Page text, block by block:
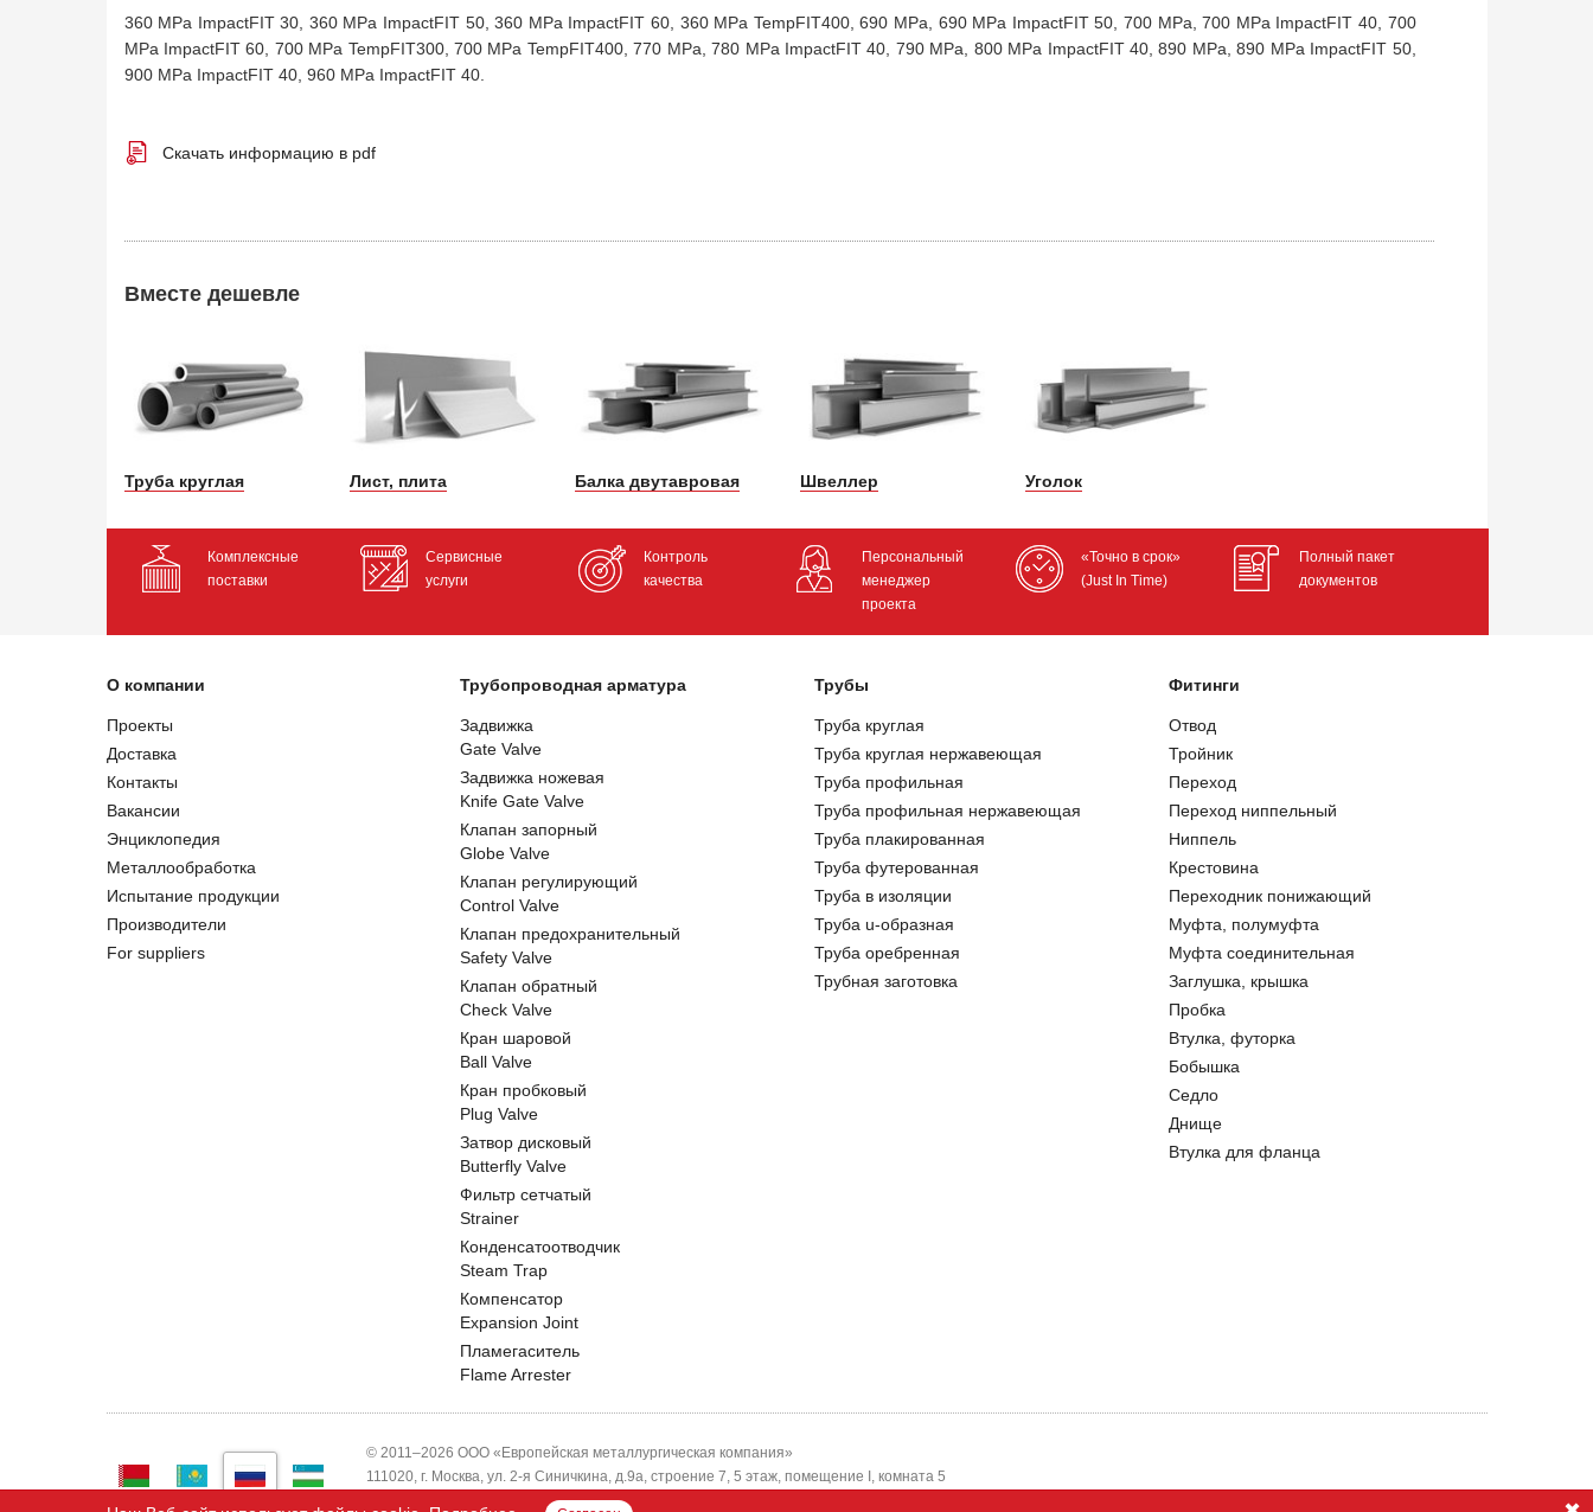
360 MPa ImpactFIT 30, 360 MPa ImpactFIT 50, 360 MPa ImpactFIT 60, 360 MPa TempFIT400, 690 MPa, 690 MPa ImpactFIT 50, 700 MPa, 700 MPa ImpactFIT 40, 700
MPa ImpactFIT 60, 700 MPa TempFIT300, 700 MPa TempFIT400, 770 MPa, 780 MPa ImpactFIT 40, 790 MPa, 800 MPa ImpactFIT 40, 890 MPa, 890 MPa ImpactFIT 50,
900 MPa ImpactFIT 40, 960 MPa ImpactFIT 40.
Скачать информацию в pdf
Вместе дешевле
Труба круглая Лист, плита Балка двутавровая Швеллер Уголок
Комплексные
поставки
Сервисные
услуги
Контроль
качества
Персональный
менеджер
проекта
«Точно в срок»
(Just In Time)
Полный пакет
документов
О компании
Проекты
Доставка
Контакты
Вакансии
Энциклопедия
Металлообработка
Испытание продукции
Производители
For suppliers
Трубопроводная арматура
Задвижка
Gate Valve
Задвижка ножевая
Knife Gate Valve
Клапан запорный
Globe Valve
Клапан регулирующий
Control Valve
Клапан предохранительный
Safety Valve
Клапан обратный
Check Valve
Кран шаровой
Ball Valve
Кран пробковый
Plug Valve
Затвор дисковый
Butterfly Valve
Фильтр сетчатый
Strainer
Конденсатоотводчик
Steam Trap
Компенсатор
Expansion Joint
Пламегаситель
Flame Arrester
Трубы
Труба круглая
Труба круглая нержавеющая
Труба профильная
Труба профильная нержавеющая
Труба плакированная
Труба футерованная
Труба в изоляции
Труба u-образная
Труба оребренная
Трубная заготовка
Фитинги
Отвод
Тройник
Переход
Переход ниппельный
Ниппель
Крестовина
Переходник понижающий
Муфта, полумуфта
Муфта соединительная
Заглушка, крышка
Пробка
Втулка, футорка
Бобышка
Седло
Днище
Втулка для фланца
© 2011–2026 ООО «Европейская металлургическая компания»
111020, г. Москва, ул. 2-я Синичкина, д.9а, строение 7, 5 этаж, помещение I, комната 5
ИНН 7743820503 ООО "ЕМК"